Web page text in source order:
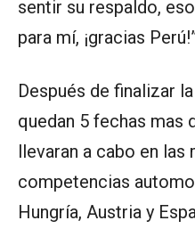
sentir su respaldo,
para mí, ¡gracias
Después de finalizar
quedan 5 fechas mas
llevaran a cabo en
competencias
Hungría, Austria y